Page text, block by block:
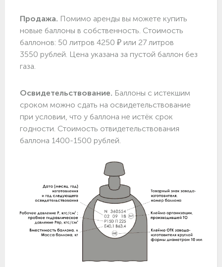
Продажа. Помимо аренды вы можете купить
новые баллоны в собственность. Стоимость
баллонов: 50 литров 4250 ₽ или 27 литров
3550 рублей. Цена указана за пустой баллон без
газа.
Освидетельствование. Баллоны с истекшим
сроком можно сдать на освидетельствование
при условии, что у баллона не истёк срок
годности. Стоимость отвидетельствования
баллона 1400-1500 рублей.